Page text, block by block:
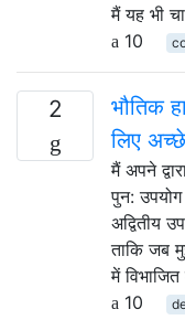
मैं यह भी
10
2
भौतिक
लिए
मैं अपने
पुन:
अद्वितीय
ताकि जब
में
10